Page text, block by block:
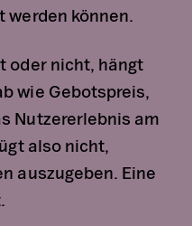
können.
oder nicht, hängt
wie Gebotspreis,
Nutzererlebnis am
also nicht,
auszugeben. Eine